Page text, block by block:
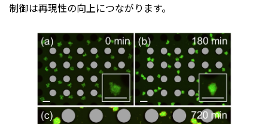
制御は再現性の向上につながります。